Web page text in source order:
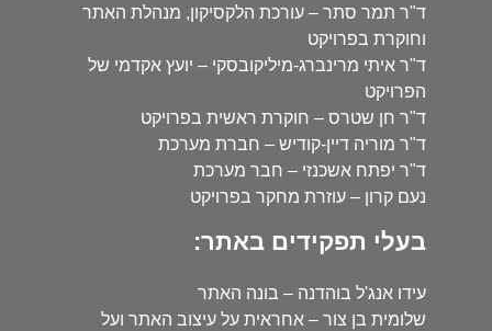
ד"ר תמר סתר – עורכת הלקסיקון, מנהלת האתר
וחוקרת בפרויקט
ד"ר איתי מרינברג-מיליקובסקי – יועץ אקדמי של
הפרויקט
ד"ר חן שטרס – חוקרת ראשית בפרויקט
ד"ר מוריה דיין-קודיש – חברת מערכת
ד"ר יפתח אשכנזי – חבר מערכת
נעם קרון – עוזרת מחקר בפרויקט
בעלי תפקידים באתר:
עידו אנג'ל בוהדנה – בונה האתר
שלומית בן צור – אחראית על עיצוב האתר ועל